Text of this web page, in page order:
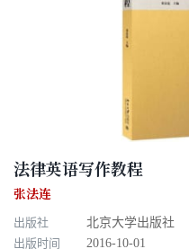
法律英语写作教程
张法连
出版社
北京大学出版社
出版时间
2016-10-01